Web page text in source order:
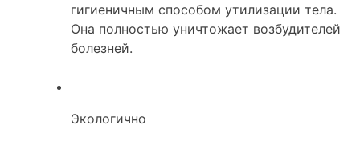
гигиеничным способом утилизации тела.
Она полностью уничтожает возбудителей
болезней.
Экологично